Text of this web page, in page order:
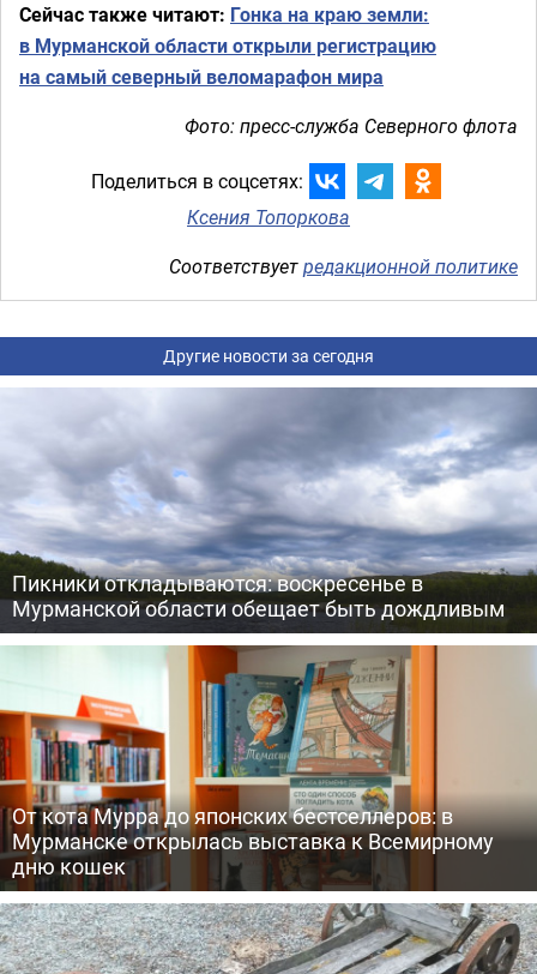
Сейчас также читают: Гонка на краю земли:
в Мурманской области открыли регистрацию
на самый северный веломарафон мира
Фото: пресс-служба Северного флота
Поделиться в соцсетях:
Ксения Топоркова
Соответствуетредакционной политике
Другие новости за сегодня
Пикники откладываются: воскресенье в
Мурманской области обещает быть дождливым
От кота Мурра до японских бестселлеров: в
Мурманске открылась выставка к Всемирному
дню кошек